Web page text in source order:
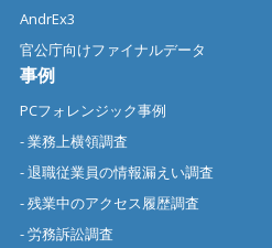
AndrEx3
官公庁向けファイナルデータ
事例
PCフォレンジック事例
- 業務上横領調査
- 退職従業員の情報漏えい調査
- 残業中のアクセス履歴調査
- 労務訴訟調査